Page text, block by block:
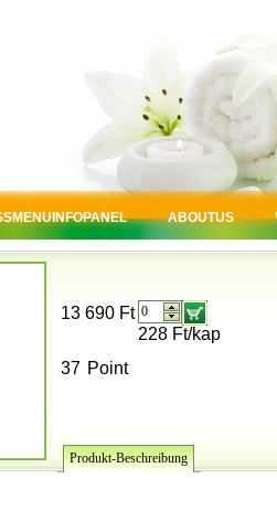
ABOUTUS
13 690 Ft
228 Ft/kap
37 Point
Produkt-Beschreibung